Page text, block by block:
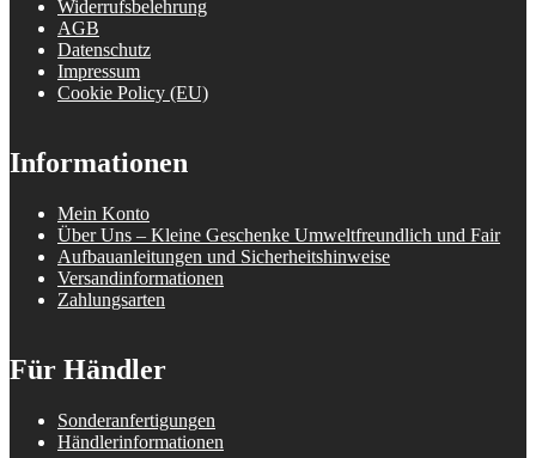
Widerrufsbelehrung
AGB
Datenschutz
Impressum
Cookie Policy (EU)
Informationen
Mein Konto
Über Uns – Kleine Geschenke Umweltfreundlich und Fair
Aufbauanleitungen und Sicherheitshinweise
Versandinformationen
Zahlungsarten
Für Händler
Sonderanfertigungen
Händlerinformationen